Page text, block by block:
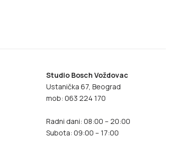
Studio Bosch Voždovac
Ustanička 67, Beograd
mob: 063 224 170
Radni dani: 08:00 – 20:00
Subota: 09:00 – 17:00